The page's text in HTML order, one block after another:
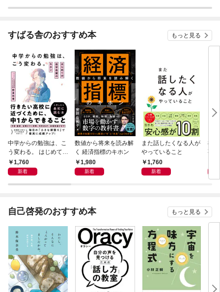
すばる舎のおすすめ本 もっと見る
中学からの勉強は、こ
う変わる。 はじめての
自学自習のキホン
1,760
新着
数値から将来を読み解
く 経済指標のキホン
1,980
新着
また話したくなる人が
やっていること
1,760
新着
83
事
自己啓発のおすすめ本 もっと見る